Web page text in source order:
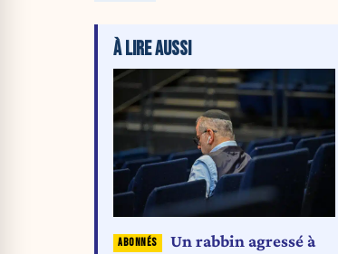
À LIRE AUSSI
Un rabbin agressé à